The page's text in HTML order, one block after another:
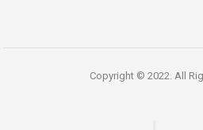
Copyright © 2022. All